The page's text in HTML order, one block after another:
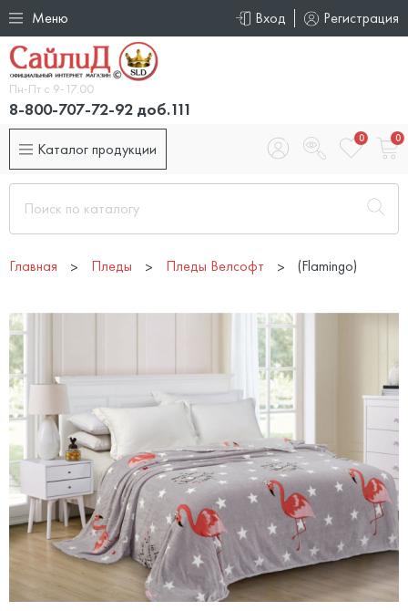
Меню Вход Регистрация
Пн-Пт с 9-17.00
8-800-707-72-92 доб.111
Каталог продукции
0 0
Главная Пледы Пледы Велсофт (Flamingo)